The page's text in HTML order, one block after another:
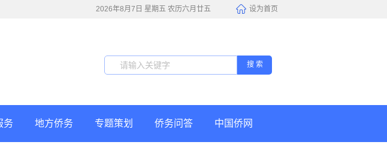
设为首页
2026年8月7日 星期五 农历六月廿五
搜 索
务 地方侨务 专题策划 侨务问答 中国侨网